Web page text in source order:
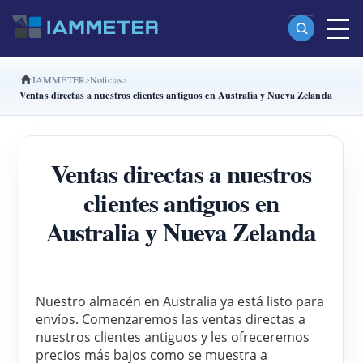
Productos
Medidor Wi-Fi trifásico (WEM3080T)
Medidor Wi-Fi trifásico (WEM3046T)
Medidor Wi-Fi trifásico (WEM3050T)
IAMMETER Cloud Pro
Servicio self-hosting
IAMMETER Noticias
Ventas directas a nuestros clientes antiguos en Australia y Nueva Zelanda
Ventas directas a nuestros
clientes antiguos en
Australia y Nueva Zelanda
Nuestro almacén en Australia ya está listo para
envíos. Comenzaremos las ventas directas a
nuestros clientes antiguos y les ofreceremos
precios más bajos como se muestra a